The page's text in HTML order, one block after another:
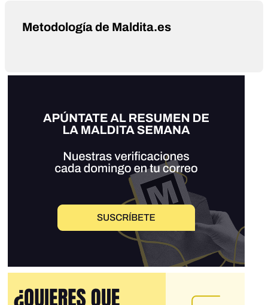
Metodología de Maldita.es